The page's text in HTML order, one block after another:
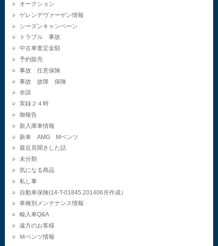
オークション
ゲレンデヴァーゲン情報
シーズンキャンペーン
トラブル 事故
中古車査定金額
予約販売
事故 任意保険
事故 故障 保険
余談
実録２４時
御報告
新入庫車情報
新車 AMG Mベンツ
最近見聞きした話
未分類
気になる商品
私し事
自動車保険(14-T-01845.201406月作成）
車種別メンテナンス情報
輸入車Q&A
遠方のお客様
Ｍベンツ情報